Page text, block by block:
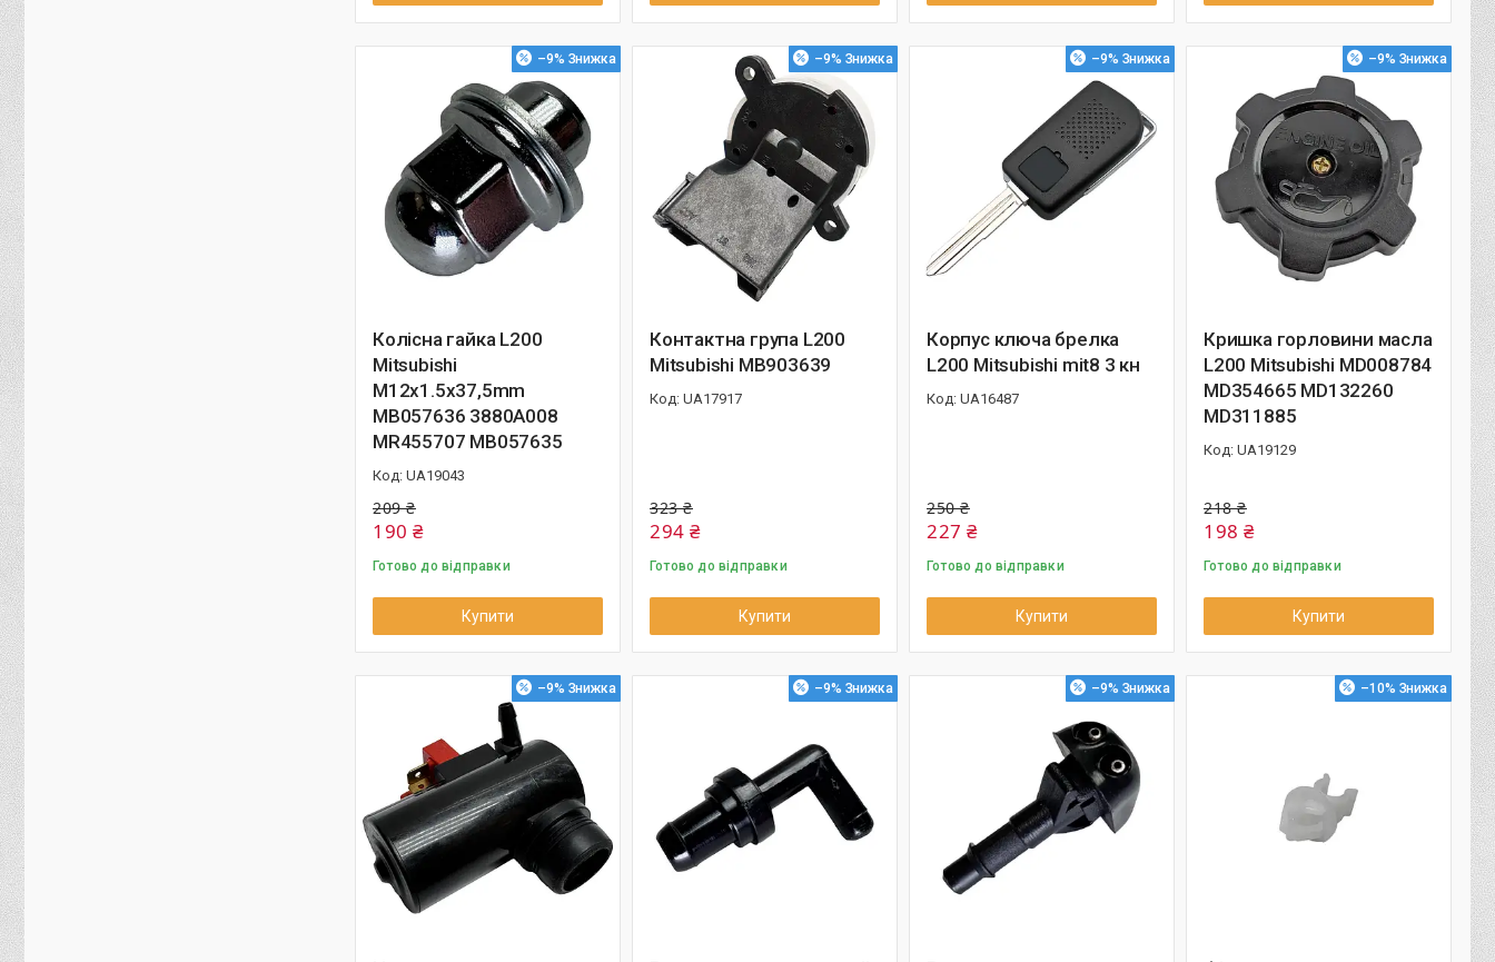
–9%
Колісна гайка L200
Mitsubishi
M12x1.5х37,5mm
MB057636 3880A008
MR455707 MB057635
UA19043
209 ₴
190 ₴
Готово до відправки
Купити
–9%
Контактна група L200
Mitsubishi MB903639
UA17917
323 ₴
294 ₴
Готово до відправки
Купити
–9%
Корпус ключа брелка
L200 Mitsubishi mit8 3 кн
UA16487
250 ₴
227 ₴
Готово до відправки
Купити
–9%
Кришка горловини масла
L200 Mitsubishi MD008784
MD354665 MD132260
MD311885
UA19129
218 ₴
198 ₴
Готово до відправки
Купити
–9% –9% –9% –10%